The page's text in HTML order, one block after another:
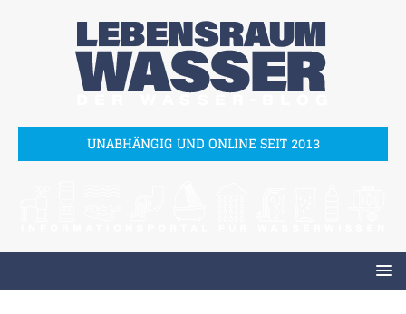
UNABHÄNGIG UND ONLINE SEIT 2013